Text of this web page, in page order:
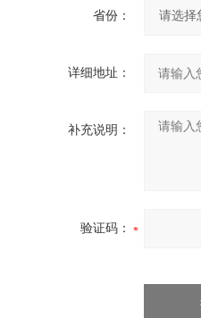
省份：
详细地址：
补充说明：
验证码：